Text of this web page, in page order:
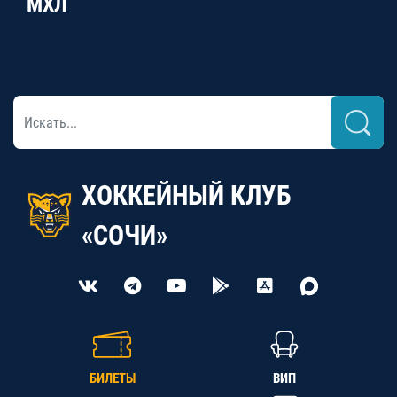
ХОККЕЙНЫЙ КЛУБ
«СОЧИ»
БИЛЕТЫ ВИП